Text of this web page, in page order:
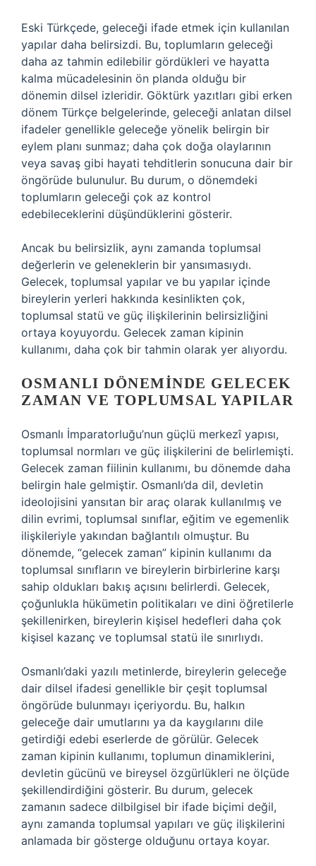
Eski Türkçede, geleceği ifade etmek için kullanılan
yapılar daha belirsizdi. Bu, toplumların geleceği
daha az tahmin edilebilir gördükleri ve hayatta
kalma mücadelesinin ön planda olduğu bir
dönemin dilsel izleridir. Göktürk yazıtları gibi erken
dönem Türkçe belgelerinde, geleceği anlatan dilsel
ifadeler genellikle geleceğe yönelik belirgin bir
eylem planı sunmaz; daha çok doğa olaylarının
veya savaş gibi hayati tehditlerin sonucuna dair bir
öngörüde bulunulur. Bu durum, o dönemdeki
toplumların geleceği çok az kontrol
edebileceklerini düşündüklerini gösterir.
Ancak bu belirsizlik, aynı zamanda toplumsal
değerlerin ve geleneklerin bir yansımasıydı.
Gelecek, toplumsal yapılar ve bu yapılar içinde
bireylerin yerleri hakkında kesinlikten çok,
toplumsal statü ve güç ilişkilerinin belirsizliğini
ortaya koyuyordu. Gelecek zaman kipinin
kullanımı, daha çok bir tahmin olarak yer alıyordu.
OSMANLI DÖNEMINDE GELECEK
ZAMAN VE TOPLUMSAL YAPILAR
Osmanlı İmparatorluğu’nun güçlü merkezî yapısı,
toplumsal normları ve güç ilişkilerini de belirlemişti.
Gelecek zaman fiilinin kullanımı, bu dönemde daha
belirgin hale gelmiştir. Osmanlı’da dil, devletin
ideolojisini yansıtan bir araç olarak kullanılmış ve
dilin evrimi, toplumsal sınıflar, eğitim ve egemenlik
ilişkileriyle yakından bağlantılı olmuştur. Bu
dönemde, “gelecek zaman” kipinin kullanımı da
toplumsal sınıfların ve bireylerin birbirlerine karşı
sahip oldukları bakış açısını belirlerdi. Gelecek,
çoğunlukla hükümetin politikaları ve dini öğretilerle
şekillenirken, bireylerin kişisel hedefleri daha çok
kişisel kazanç ve toplumsal statü ile sınırlıydı.
Osmanlı’daki yazılı metinlerde, bireylerin geleceğe
dair dilsel ifadesi genellikle bir çeşit toplumsal
öngörüde bulunmayı içeriyordu. Bu, halkın
geleceğe dair umutlarını ya da kaygılarını dile
getirdiği edebi eserlerde de görülür. Gelecek
zaman kipinin kullanımı, toplumun dinamiklerini,
devletin gücünü ve bireysel özgürlükleri ne ölçüde
şekillendirdiğini gösterir. Bu durum, gelecek
zamanın sadece dilbilgisel bir ifade biçimi değil,
aynı zamanda toplumsal yapıları ve güç ilişkilerini
anlamada bir gösterge olduğunu ortaya koyar.